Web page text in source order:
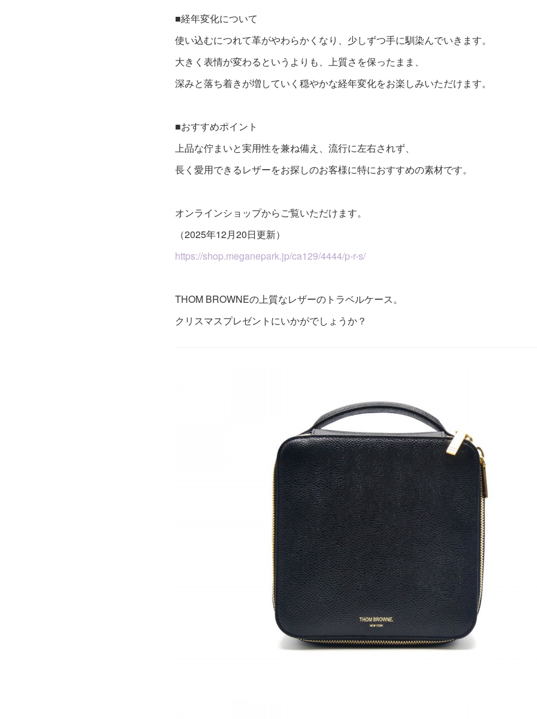
■経年変化について
使い込むにつれて革がやわらかくなり、少しずつ手に馴染んでいきます。
大きく表情が変わるというよりも、上質さを保ったまま、
深みと落ち着きが増していく穏やかな経年変化をお楽しみいただけます。
■おすすめポイント
上品な佇まいと実用性を兼ね備え、流行に左右されず、
⻑く愛⽤できるレザーをお探しのお客様に特におすすめの素材です。
オンラインショップからご覧いただけます。
（2025年12月20日更新）
https://shop.meganepark.jp/ca129/4444/p-r-s/
THOM BROWNEの上質なレザーのトラベルケース。
クリスマスプレゼントにいかがでしょうか？